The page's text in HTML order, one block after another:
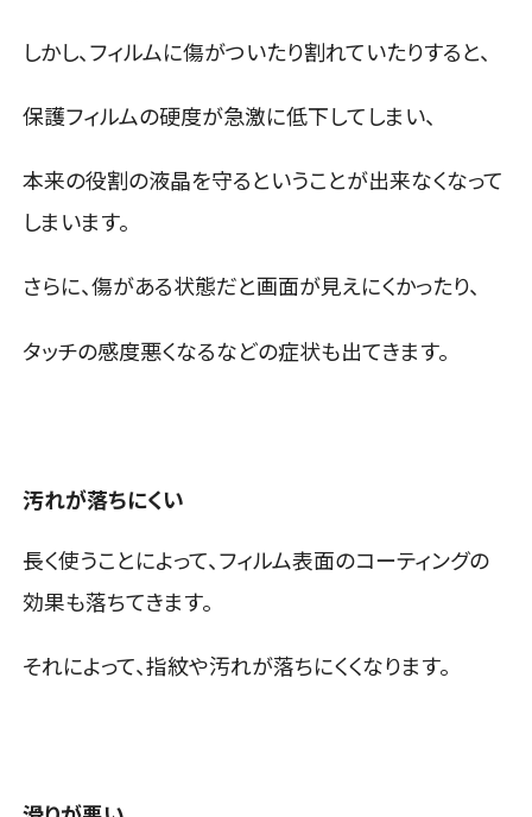
しかし、フィルムに傷がついたり割れていたりすると、
保護フィルムの硬度が急激に低下してしまい、
本来の役割の液晶を守るということが出来なくなって
しまいます。
さらに、傷がある状態だと画面が見えにくかったり、
タッチの感度悪くなるなどの症状も出てきます。
汚れが落ちにくい
長く使うことによって、フィルム表面のコーティングの
効果も落ちてきます。
それによって、指紋や汚れが落ちにくくなります。